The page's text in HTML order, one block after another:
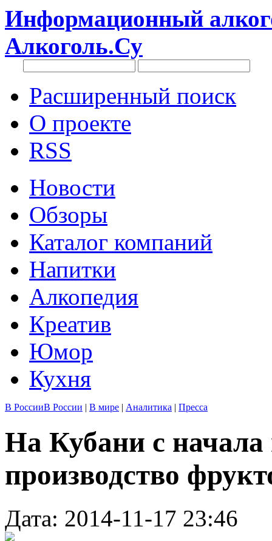
Информационный
Алкоголь.Су
Расширенный поиск
О проекте
RSS
Новости
Обзоры
Каталог компаний
Напитки
Алкопедия
Креатив
Юмор
Кухня
В РоссииВ России | В мире | Аналитика | Пресса
На Кубани с начала
производство
Дата: 2014-11-17 23:46